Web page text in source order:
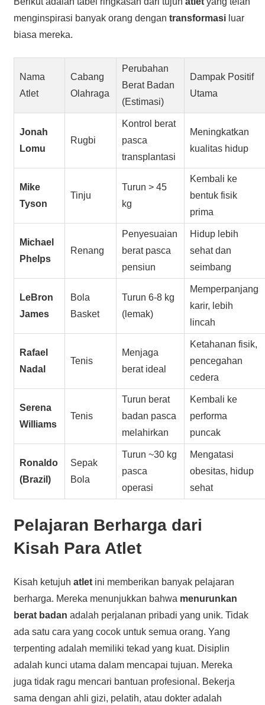
menginspirasi banyak orang dengan transformasiluar
biasa mereka.
Nama
Atlet
Cabang
Olahraga
Perubahan
Berat Badan
(Estimasi)
Dampak Positif
Utama
Jonah
Lomu
Rugbi
Kontrol berat
pasca
transplantasi
Meningkatkan
kualitas hidup
Mike
Tyson
Tinju
Turun > 45
kg
Kembali ke
bentuk fisik
prima
Michael
Phelps
Renang
Penyesuaian
berat pasca
pensiun
Hidup lebih
sehat dan
seimbang
LeBron
James
Bola
Basket
Turun 6-8 kg
(lemak)
Memperpanjang
karir, lebih
lincah
Rafael
Nadal
Tenis
Menjaga
berat ideal
Ketahanan fisik,
pencegahan
cedera
Serena
Williams
Tenis
Turun berat
badan pasca
melahirkan
Kembali ke
performa
puncak
Ronaldo
(Brazil)
Sepak
Bola
Turun ~30 kg
pasca
operasi
Mengatasi
obesitas, hidup
sehat
Pelajaran Berharga dari
Kisah Para Atlet
Kisah ketujuh atletini memberikan banyak pelajaran
berharga. Mereka menunjukkan bahwa menurunkan
berat badan adalah perjalanan pribadi yang unik. Tidak
ada satu cara yang cocok untuk semua orang. Yang
terpenting adalah memiliki tekad yang kuat. Disiplin
adalah kunci utama dalam mencapai tujuan. Mereka
juga tidak ragu mencari bantuan profesional. Bekerja
sama dengan ahli gizi, pelatih, atau dokter adalah